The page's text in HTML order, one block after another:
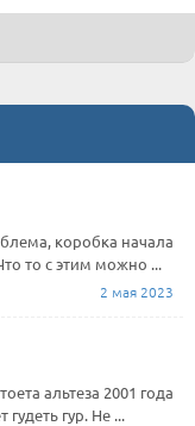
коробка начала
то с этим можно ...
2 мая 2023
альтеза 2001 года
гур. Не ...